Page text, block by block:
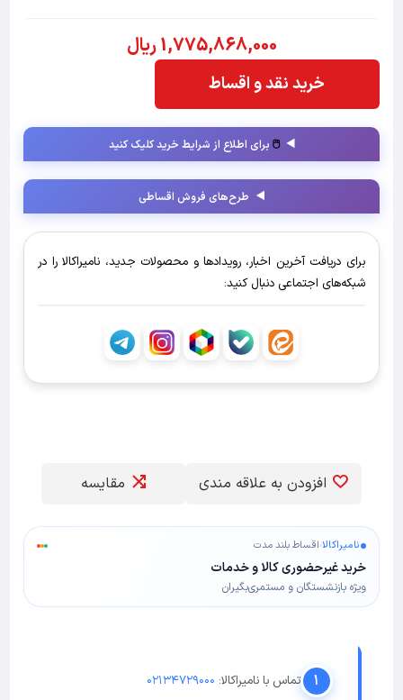
1,775,868,000 ریال
خرید نقد و اقساط
🖱️برای اطلاع از شرایط خرید کلیک کنید
طرح‌های فروش اقساطی
برای دریافت آخرین اخبار، رویدادها و محصولات جدید، نامیراکالا را در
شبکه‌های اجتماعی دنبال کنید:
افزودن به علاقه مندی مقایسه
نامیراکالااقساط بلند مدت
خرید غیرحضوری کالا و خدمات
ویژه بازنشستگان و مستمری‌بگیران
۱ تماس با نامیراکالا:۰۲۱۳۴۷۲۹۰۰۰